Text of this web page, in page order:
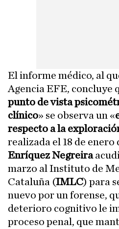
El informe médico, al
Agencia EFE, concluye
punto de vista
clínico» se observa un «
respecto a la
realizada el 18 de enero
Enríquez Negreira
marzo al Instituto de
Cataluña (IMLC) para
nuevo por un forense,
deterioro cognitivo le
proceso penal, que